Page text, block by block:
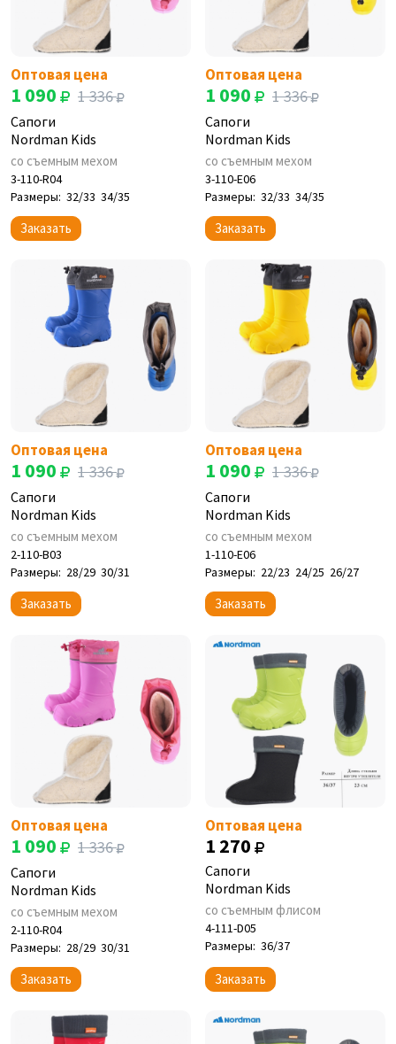
Оптовая цена
1 090 1 336
Сапоги
Nordman Kids
со съемным мехом
3-110-R04
Размеры: 32/33 34/35
Заказать
Оптовая цена
1 090 1 336
Сапоги
Nordman Kids
со съемным мехом
3-110-E06
Размеры: 32/33 34/35
Заказать
Оптовая цена
1 090 1 336
Сапоги
Nordman Kids
со съемным мехом
2-110-B03
Размеры: 28/29 30/31
Заказать
Оптовая цена
1 090 1 336
Сапоги
Nordman Kids
со съемным мехом
1-110-E06
Размеры: 22/23 24/25 26/27
Заказать
Оптовая цена
1 090 1 336
Сапоги
Nordman Kids
со съемным мехом
2-110-R04
Размеры: 28/29 30/31
Заказать
Оптовая цена
1 270
Сапоги
Nordman Kids
со съемным флисом
4-111-D05
Размеры: 36/37
Заказать